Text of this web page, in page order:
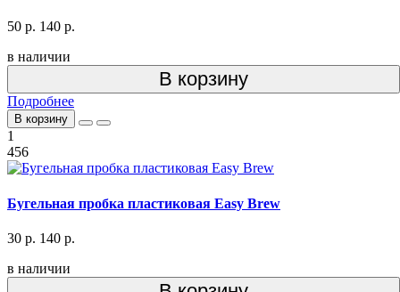
50 р. 140 р.
в наличии
В корзину
Подробнее
В корзину
1
456
Бугельная пробка пластиковая Easy Brew
30 р. 140 р.
в наличии